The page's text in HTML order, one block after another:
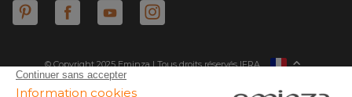
© Copyright 2025 Eminza | Tous droits réservés |
ESPAÑAFRA